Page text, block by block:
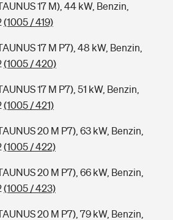
17 M), 44 kW, Benzin,
(1005 / 419)
17 M P7), 48 kW, Benzin,
(1005 / 420)
17 M P7), 51 kW, Benzin,
(1005 / 421)
20 M P7), 63 kW, Benzin,
(1005 / 422)
20 M P7), 66 kW, Benzin,
(1005 / 423)
20 M P7), 79 kW, Benzin,